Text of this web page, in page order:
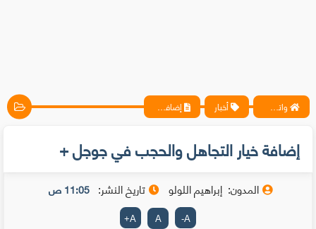
واتس آب ، فيسبوك ، أنترنت ، شروحات تقنية حصرية - المحترف أخبار إضافة خيار التجاهل والحجب في جوجل +
إضافة خيار التجاهل والحجب في جوجل +
المدون: إبراهيم اللولو تاريخ النشر: 11:05 ص
A
-
A
A
+